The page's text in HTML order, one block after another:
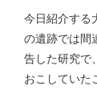
今日紹介する
の遺跡では間
告した研究で
おこしていた